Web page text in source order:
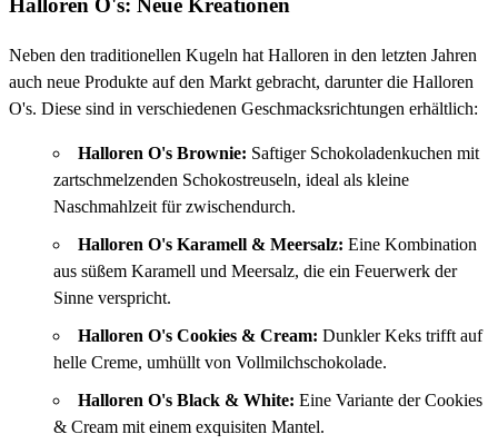
Halloren O's: Neue Kreationen
Neben den traditionellen Kugeln hat Halloren in den letzten Jahren
auch neue Produkte auf den Markt gebracht, darunter die Halloren
O's. Diese sind in verschiedenen Geschmacksrichtungen erhältlich:
Halloren O's Brownie: Saftiger Schokoladenkuchen mit
zartschmelzenden Schokostreuseln, ideal als kleine
Naschmahlzeit für zwischendurch.
Halloren O's Karamell & Meersalz: Eine Kombination
aus süßem Karamell und Meersalz, die ein Feuerwerk der
Sinne verspricht.
Halloren O's Cookies & Cream: Dunkler Keks trifft auf
helle Creme, umhüllt von Vollmilchschokolade.
Halloren O's Black & White: Eine Variante der Cookies
& Cream mit einem exquisiten Mantel.